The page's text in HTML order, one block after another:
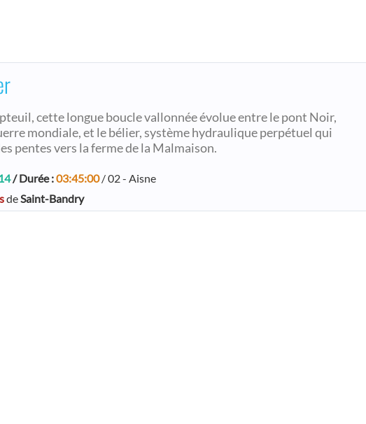
cette longue boucle vallonnée évolue entre le pont Noir,
mondiale, et le bélier, système hydraulique perpétuel qui
pentes vers la ferme de la Malmaison.
/ Durée :03:45:00/ 02 - Aisne
deSaint-Bandry